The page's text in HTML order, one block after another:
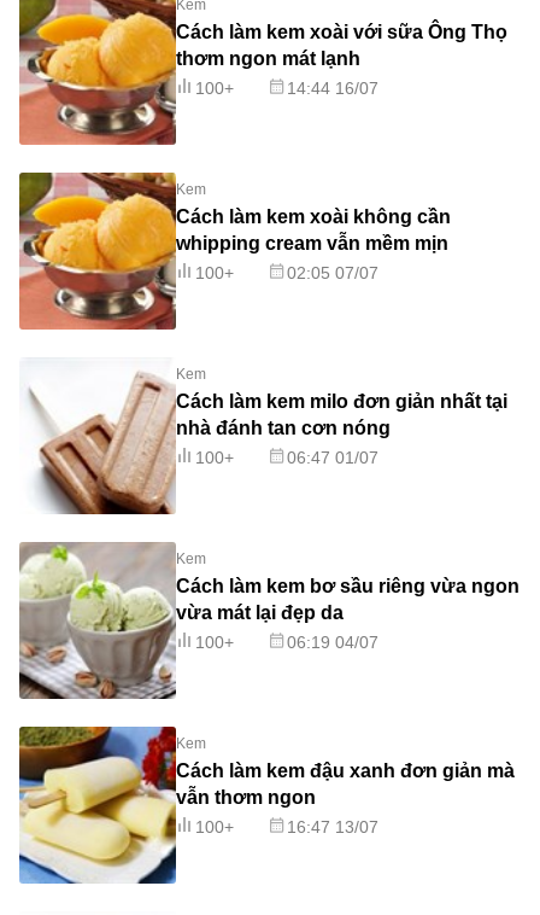
Kem
Cách làm kem xoài với sữa Ông Thọ
thơm ngon mát lạnh
100+ 14:44 16/07
Kem
Cách làm kem xoài không cần
whipping cream vẫn mềm mịn
100+ 02:05 07/07
Kem
Cách làm kem milo đơn giản nhất tại
nhà đánh tan cơn nóng
100+ 06:47 01/07
Kem
Cách làm kem bơ sầu riêng vừa ngon
vừa mát lại đẹp da
100+ 06:19 04/07
Kem
Cách làm kem đậu xanh đơn giản mà
vẫn thơm ngon
100+ 16:47 13/07